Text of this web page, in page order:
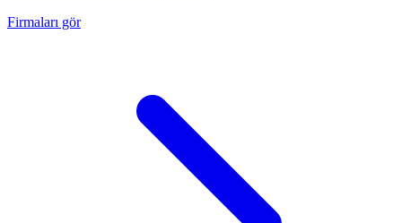
Firmaları gör